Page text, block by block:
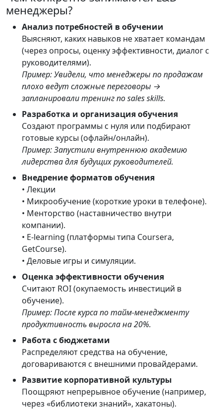
менеджеры?
Анализ потребностей в обучении
Выясняют, каких навыков не хватает командам
(через опросы, оценку эффективности, диалог с
руководителями).
Пример: Увидели, что менеджеры по продажам
плохо ведут сложные переговоры →
запланировали тренинг по sales skills.
Разработка и организация обучения
Создают программы с нуля или подбирают
готовые курсы (офлайн/онлайн).
Пример: Запустили внутреннюю академию
лидерства для будущих руководителей.
Внедрение форматов обучения
• Лекции
• Микрообучение (короткие уроки в телефоне).
• Менторство (наставничество внутри
компании).
• E-learning (платформы типа Coursera,
GetCourse).
• Деловые игры и симуляции.
Оценка эффективности обучения
Считают ROI (окупаемость инвестиций в
обучение).
Пример: После курса по тайм-менеджменту
продуктивность выросла на 20%.
Работа с бюджетами
Распределяют средства на обучение,
договариваются с внешними провайдерами.
Развитие корпоративной культуры
Поощряют непрерывное обучение (например,
через «библиотеки знаний», хакатоны).